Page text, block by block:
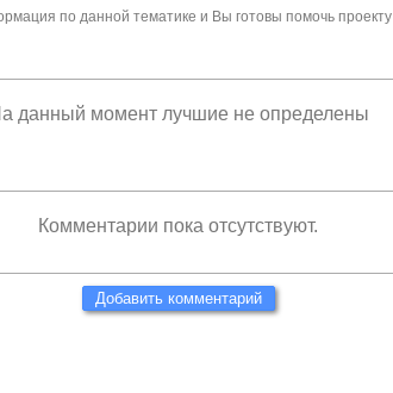
по данной тематике и Вы готовы помочь проекту
данный момент лучшие не определены
Комментарии пока отсутствуют.
Добавить комментарий